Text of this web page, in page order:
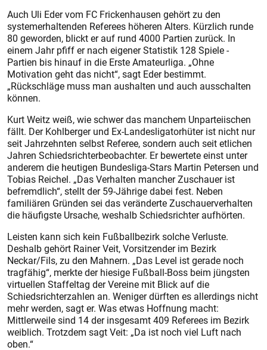
Auch Uli Eder vom FC Frickenhausen gehört zu den
systemerhaltenden Referees höheren Alters. Kürzlich runde
80 geworden, blickt er auf rund 4000 Partien zurück. In
einem Jahr pfiff er nach eigener Statistik 128 Spiele -
Partien bis hinauf in die Erste Amateurliga. „Ohne
Motivation geht das nicht“, sagt Eder bestimmt.
„Rückschläge muss man aushalten und auch ausschalten
können.
Kurt Weitz weiß, wie schwer das manchem Unparteiischen
fällt. Der Kohlberger und Ex-Landesligatorhüter ist nicht nur
seit Jahrzehnten selbst Referee, sondern auch seit etlichen
Jahren Schiedsrichterbeobachter. Er bewertete einst unter
anderem die heutigen Bundesliga-Stars Martin Petersen und
Tobias Reichel. „Das Verhalten mancher Zuschauer ist
befremdlich“, stellt der 59-Jährige dabei fest. Neben
familiären Gründen sei das veränderte Zuschauerverhalten
die häufigste Ursache, weshalb Schiedsrichter aufhörten.
Leisten kann sich kein Fußballbezirk solche Verluste.
Deshalb gehört Rainer Veit, Vorsitzender im Bezirk
Neckar/Fils, zu den Mahnern. „Das Level ist gerade noch
tragfähig“, merkte der hiesige Fußball-Boss beim jüngsten
virtuellen Staffeltag der Vereine mit Blick auf die
Schiedsrichterzahlen an. Weniger dürften es allerdings nicht
mehr werden, sagt er. Was etwas Hoffnung macht:
Mittlerweile sind 14 der insgesamt 409 Referees im Bezirk
weiblich. Trotzdem sagt Veit: „Da ist noch viel Luft nach
oben.“